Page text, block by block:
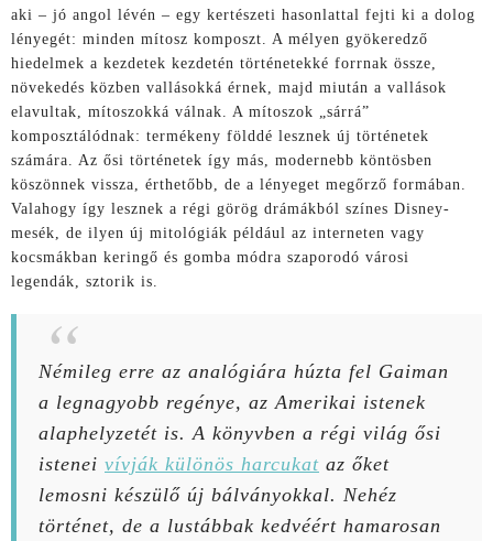
aki – jó angol lévén – egy kertészeti hasonlattal fejti ki a dolog
lényegét: minden mítosz komposzt. A mélyen gyökeredző
hiedelmek a kezdetek kezdetén történetekké forrnak össze,
növekedés közben vallásokká érnek, majd miután a vallások
elavultak, mítoszokká válnak. A mítoszok „sárrá”
komposztálódnak: termékeny földdé lesznek új történetek
számára. Az ősi történetek így más, modernebb köntösben
köszönnek vissza, érthetőbb, de a lényeget megőrző formában.
Valahogy így lesznek a régi görög drámákból színes Disney-
mesék, de ilyen új mitológiák például az interneten vagy
kocsmákban keringő és gomba módra szaporodó városi
legendák, sztorik is.
Némileg erre az analógiára húzta fel Gaiman
a legnagyobb regénye, az Amerikai istenek
alaphelyzetét is. A könyvben a régi világ ősi
istenei vívják különös harcukat az őket
lemosni készülő új bálványokkal. Nehéz
történet, de a lustábbak kedvéért hamarosan